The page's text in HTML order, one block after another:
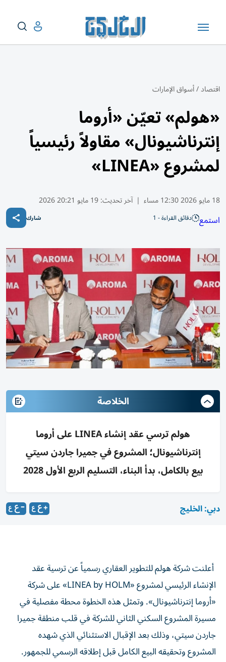
اقتصاد/أسواق الإمارات
«هولم» تعيّن «أروما
إنترناشيونال» مقاولاً رئيسياً
لمشروع «LINEA»
18 مايو 2026 12:30 مساء | آخر تحديث:19 مايو 20:21 2026
استمع دقائق القراءة - 1 شارك
الخلاصة
هولم ترسي عقد إنشاء LINEA على أروما
إنترناشيونال؛ المشروع في جميرا جاردن سيتي
بيع بالكامل، بدأ البناء، التسليم الربع الأول 2028
دبي: الخليج
أعلنت شركة هولم للتطوير العقاري رسمياً عن ترسية عقد
الإنشاء الرئيسي لمشروع «LINEA by HOLM» على شركة
«أروما إنترناشيونال». وتمثل هذه الخطوة محطة مفصلية في
مسيرة المشروع السكني الثاني للشركة في قلب منطقة جميرا
جاردن سيتي، وذلك بعد الإقبال الاستثنائي الذي شهده
المشروع وتحقيقه البيع الكامل قبل إطلاقه الرسمي للجمهور.